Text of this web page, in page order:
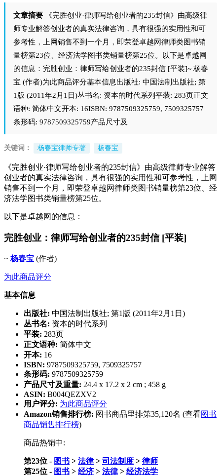
文章摘要 《完胜创业·律师写给创业者的235封信》由高级律
师专业解答创业者的真实法律咨询，具有很强的实用性和可
参考性，上网销售不到一个月，即荣登卓越网律师类图书销
量榜第23位、经济法学图书类销量榜第25位。以下是卓越网
的信息：完胜创业：律师写给创业者的235封信 [平装]~ 杨春
宝 (作者)为此商品评分基本信息出版社: 中国法制出版社; 第
1版 (2011年2月1日)丛书名: 资本的时代系列平装: 283页正文
语种: 简体中文开本: 16ISBN: 9787509325759, 7509325757
条形码: 9787509325759产品尺寸及
关键词： 杨春宝律师专著 杨春宝
《完胜创业·律师写给创业者的235封信》由高级律师专业解答
创业者的真实法律咨询，具有很强的实用性和可参考性，上网
销售不到一个月，即荣登卓越网律师类图书销量榜第23位、经
济法学图书类销量榜第25位。
以下是卓越网的信息：
完胜创业：律师写给创业者的235封信 [平装]
~ 杨春宝 (作者)
为此商品评分
基本信息
出版社: 中国法制出版社; 第1版 (2011年2月1日)
丛书名: 资本的时代系列
平装: 283页
正文语种: 简体中文
开本: 16
ISBN: 9787509325759, 7509325757
条形码: 9787509325759
产品尺寸及重量: 24.4 x 17.2 x 2 cm ; 458 g
ASIN: B004QEZXV2
用户评分: 为此商品评分
Amazon销售排行榜: 图书商品里排第35,120名 (查看图书
商品销售排行榜)
商品热销中:
第23位 - 图书 > 法律> 司法制度 > 律师
第25位 - 图书 > 经济> 法律> 经济法学